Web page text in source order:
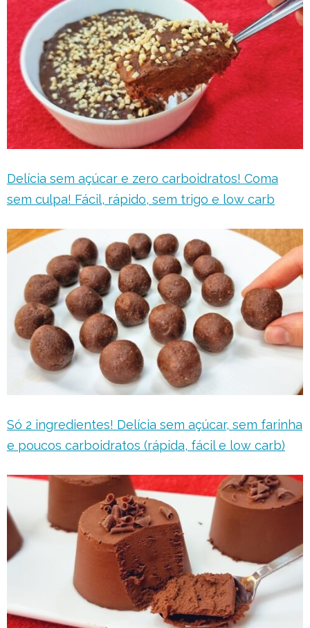
Delícia sem açúcar e zero carboidratos! Coma
sem culpa! Fácil, rápido, sem trigo e low carb
Só 2 ingredientes! Delícia sem açúcar, sem farinha
e poucos carboidratos (rápida, fácil e low carb)